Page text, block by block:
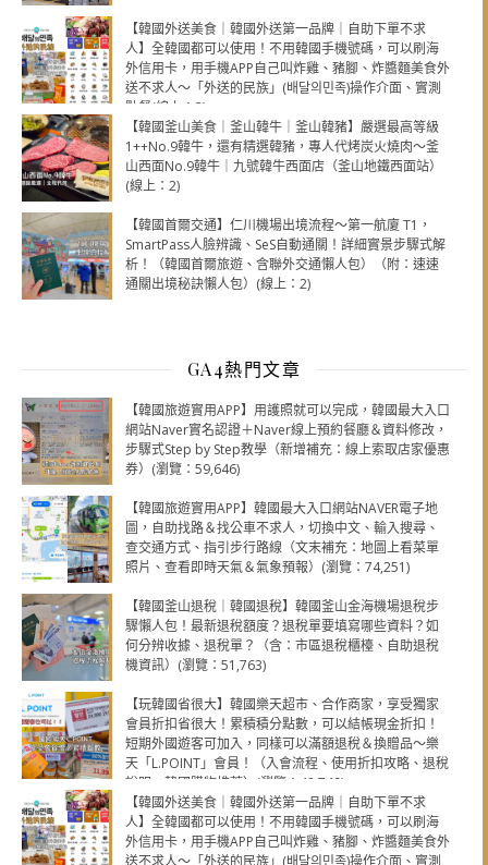
【韓國外送美食｜韓國外送第一品牌｜自助下單不求
人】全韓國都可以使用！不用韓國手機號碼，可以刷海
外信用卡，用手機APP自己叫炸雞、豬腳、炸醬麵美食外
送不求人～「外送的民族」(배달의민족)操作介面、實測
點餐(線上：2)
【韓國釜山美食｜釜山韓牛｜釜山韓豬】嚴選最高等級
1++No.9韓牛，還有精選韓豬，專人代烤炭火燒肉～釜
山西面No.9韓牛｜九號韓牛西面店（釜山地鐵西面站）
(線上：2)
【韓國首爾交通】仁川機場出境流程～第一航廈 T1，
SmartPass人臉辨識、SeS自動通關！詳細實景步驟式解
析！（韓國首爾旅遊、含聯外交通懶人包）（附：速速
通關出境秘訣懶人包）(線上：2)
GA4熱門文章
【韓國旅遊實用APP】用護照就可以完成，韓國最大入口
網站Naver實名認證＋Naver線上預約餐廳＆資料修改，
步驟式Step by Step教學（新增補充：線上索取店家優惠
券）(瀏覽：59,646)
【韓國旅遊實用APP】韓國最大入口網站NAVER電子地
圖，自助找路＆找公車不求人，切換中文、輸入搜尋、
查交通方式、指引步行路線（文末補充：地圖上看菜單
照片、查看即時天氣＆氣象預報）(瀏覽：74,251)
【韓國釜山退稅｜韓國退稅】韓國釜山金海機場退稅步
驟懶人包！最新退稅額度？退稅單要填寫哪些資料？如
何分辨收據、退稅單？（含：市區退稅櫃檯、自助退稅
機資訊）(瀏覽：51,763)
【玩韓國省很大】韓國樂天超市、合作商家，享受獨家
會員折扣省很大！累積積分點數，可以結帳現金折扣！
短期外國遊客可加入，同樣可以滿額退稅＆換贈品～樂
天「L.POINT」會員！（入會流程、使用折扣攻略、退稅
說明，韓國購物推薦）(瀏覽：48,749)
【韓國外送美食｜韓國外送第一品牌｜自助下單不求
人】全韓國都可以使用！不用韓國手機號碼，可以刷海
外信用卡，用手機APP自己叫炸雞、豬腳、炸醬麵美食外
送不求人～「外送的民族」(배달의민족)操作介面、實測